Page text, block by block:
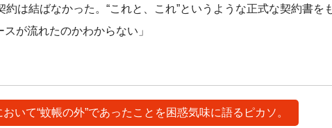
は結ばなかった。“これと、これ”というような正式な契約書を
が流れたのかわからない」
いて“蚊帳の外”であったことを困惑気味に語るピカソ。